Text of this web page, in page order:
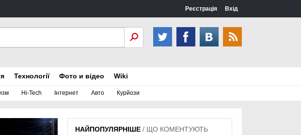
Реєстрація Вхід
Hi-Tech Інтернет Авто Курйози
Технології Фото и відео Wiki
НАЙПОПУЛЯРНІШЕ / ЩО КОМЕНТУЮТЬ